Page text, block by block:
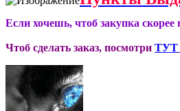
Если хочешь, чтоб закупка
Чтоб сделать заказ, посмотри ТУТ